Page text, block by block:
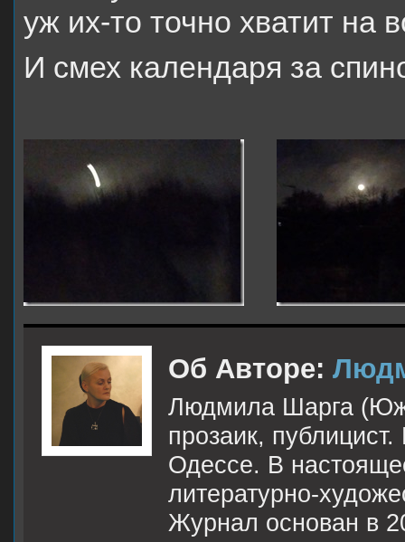
уж их-то точно хватит на
И смех календаря за
Об Авторе:
Людмила Шарга
прозаик,
Одессе. В
литературно-
Журнал основан в